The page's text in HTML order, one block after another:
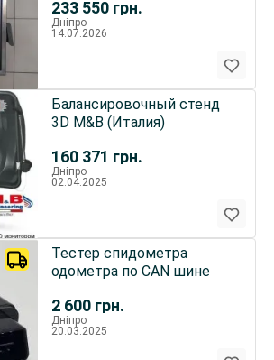
233 550 грн.
сам
Дніпро
14.07.2026
160 371 грн.
Балансировочный стенд
3D M&B (Италия)
Дніпро
02.04.2025
2 600 грн.
Тестер спидометра
одометра по CAN шине
Дніпро
20.03.2025